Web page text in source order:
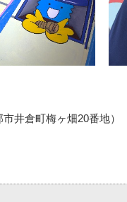
倉町梅ヶ畑20番地）